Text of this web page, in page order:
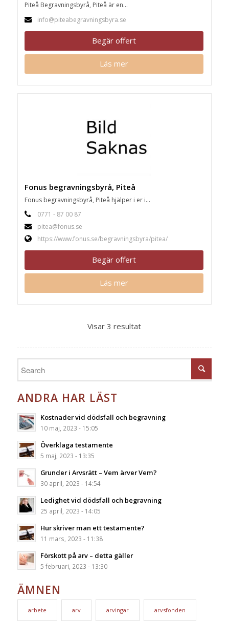
Piteå Begravningsbyrå, Piteå är en...
info@piteabegravningsbyra.se
Begär offert
Läs mer
Fonus begravningsbyrå, Piteå
Fonus begravningsbyrå, Piteå hjälper i er i...
0771 - 87 00 87
pitea@fonus.se
https://www.fonus.se/begravningsbyra/pitea/
Begär offert
Läs mer
Visar 3 resultat
ANDRA HAR LÄST
Kostnader vid dödsfall och begravning
10 maj, 2023 - 15:05
Överklaga testamente
5 maj, 2023 - 13:35
Grunder i Arvsrätt – Vem ärver Vem?
30 april, 2023 - 14:54
Ledighet vid dödsfall och begravning
25 april, 2023 - 14:05
Hur skriver man ett testamente?
11 mars, 2023 - 11:38
Förskott på arv – detta gäller
5 februari, 2023 - 13:30
ÄMNEN
arbete arv arvingar arvsfonden